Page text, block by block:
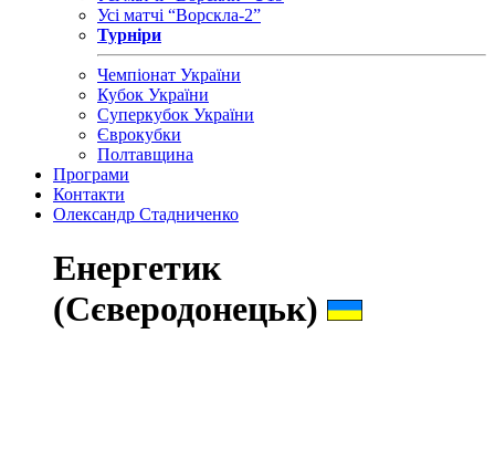
Усі матчі “Ворскла-2”
Турніри
Чемпіонат України
Кубок України
Суперкубок України
Єврокубки
Полтавщина
Програми
Контакти
Олександр Стадниченко
Енергетик
(Сєверодонецьк)